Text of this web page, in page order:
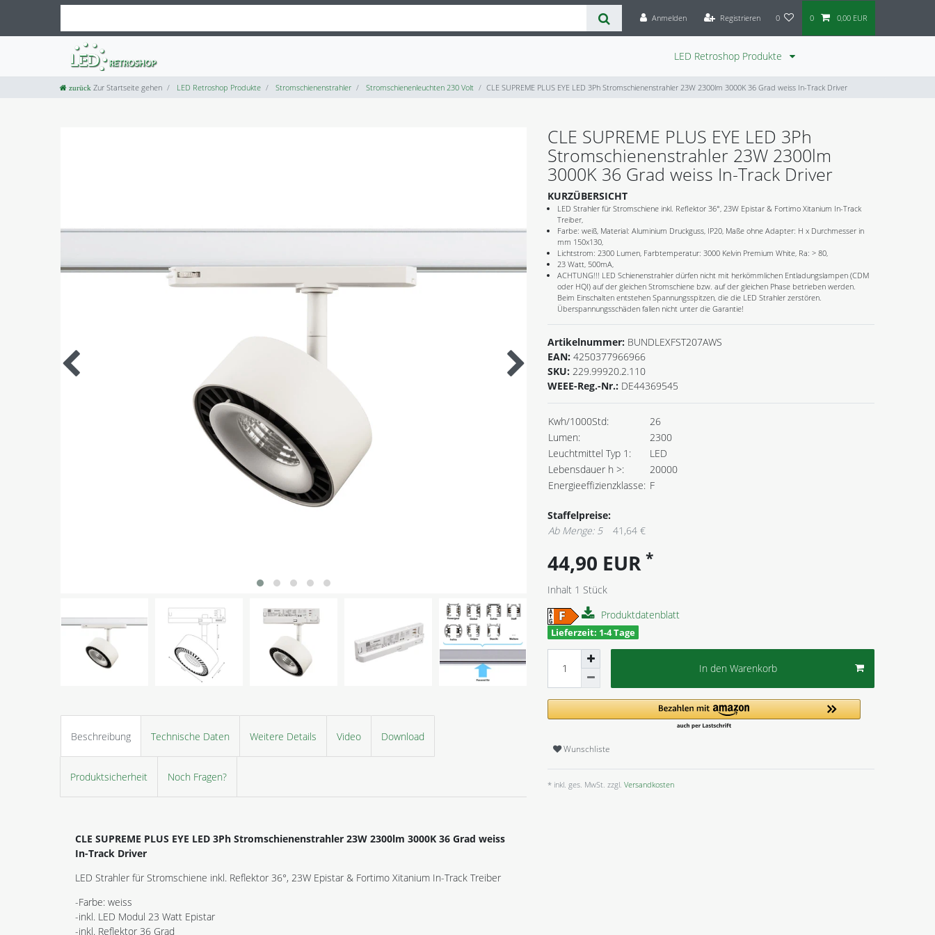
Anmelden Registrieren 0 0 0,00 EUR
LED Retroshop Produkte
Zur Startseite gehen LED Retroshop Produkte Stromschienenstrahler Stromschienenleuchten 230 Volt CLE SUPREME PLUS EYE LED 3Ph Stromschienenstrahler 23W 2300lm 3000K 36 Grad weiss In-Track Driver
Beschreibung Technische Daten Weitere Details Video Download
Produktsicherheit Noch Fragen?
CLE SUPREME PLUS EYE LED 3Ph Stromschienenstrahler 23W 2300lm 3000K 36 Grad weiss
In-Track Driver
LED Strahler für Stromschiene inkl. Reflektor 36°, 23W Epistar & Fortimo Xitanium In-Track Treiber
-Farbe: weiss
-inkl. LED Modul 23 Watt Epistar
-inkl. Reflektor 36 Grad
CLE SUPREME PLUS EYE LED 3Ph
Stromschienenstrahler 23W 2300lm
3000K 36 Grad weiss In-Track Driver
KURZÜBERSICHT
LED Strahler für Stromschiene inkl. Reflektor 36°, 23W Epistar & Fortimo Xitanium In-Track
Treiber,
Farbe: weiß, Material: Aluminium Druckguss, IP20, Maße ohne Adapter: H x Durchmesser in
mm 150x130,
Lichtstrom: 2300 Lumen, Farbtemperatur: 3000 Kelvin Premium White, Ra: > 80,
23 Watt, 500mA,
ACHTUNG!!! LED Schienenstrahler dürfen nicht mit herkömmlichen Entladungslampen (CDM
oder HQI) auf der gleichen Stromschiene bzw. auf der gleichen Phase betrieben werden.
Beim Einschalten entstehen Spannungsspitzen, die die LED Strahler zerstören.
Überspannungsschäden fallen nicht unter die Garantie!
Artikelnummer: BUNDLEXFST207AWS
EAN: 4250377966966
SKU: 229.99920.2.110
WEEE-Reg.-Nr.: DE44369545
Kwh/1000Std:
26
Lumen:
2300
Leuchtmittel Typ 1:
LED
Lebensdauer h >:
20000
Energieeffizienzklasse: F
Staffelpreise:
Ab Menge: 5
41,64 €
44,90 EUR *
Inhalt 1 Stück
Produktdatenblatt
Lieferzeit: 1-4 Tage
In den Warenkorb
Wunschliste
* inkl. ges. MwSt. zzgl. Versandkosten